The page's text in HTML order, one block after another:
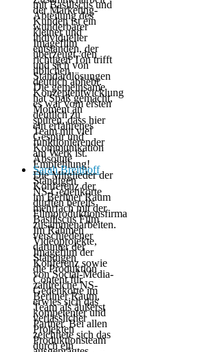
mit Basiliscus und
der Marketing-
Abteilung des
Kunden ist ein
wunderbarer
kleiner und
individueller
Imagefilm
entstanden, der
überzeugt, den
richtigen Ton trifft
und sich von
üblichen
Standardlösungen
deutlich abhebt.
Die gemeinsame
Konzeptentwicklung
hat Spaß gemacht,
es war vom ersten
Moment an
deutlich zu
spüren, dass hier
ein erfahrenes
Team mit viel
Gespür und
funktionierender
Kommunikation
am Werk ist.
Absolute
Empfehlung!
Sarah Breithoff
Die Mitglieder der
Ständigen
Konferenz der
NS-Gedenkorte
im Berliner Raum
durften bereits
mehrfach mit der
Filmproduktionsfirma
Basiliscus Film
zusammenarbeiten.
Im Rahmen
verschiedener
Videoprojekte,
darunter der
Imagefilm der
Ständigen
Konferenz sowie
die Produktion
von Social-Media-
Content für
zahlreiche NS-
Gedenkorte im
Berliner Raum,
erwies sich das
Team als äußerst
kompetenter und
verlässlicher
Partner. Bei allen
Projekten
zeichnete sich das
Produktionsteam
durch ein